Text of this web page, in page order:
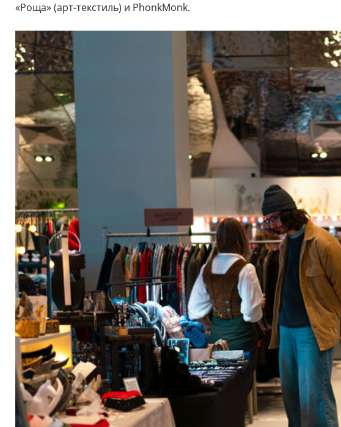
«Роща» (арт-текстиль) и PhonkMonk.